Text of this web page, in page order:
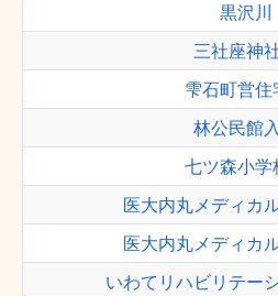
黒沢川
三社座神
雫石町営住
林公民館
七ツ森小学
医大内丸メディカ
医大内丸メディカ
いわてリハビリテー